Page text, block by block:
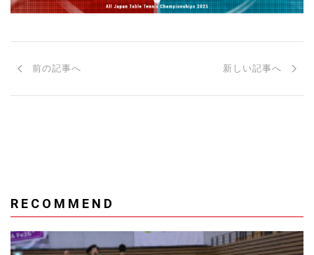
前の記事へ 新しい記事へ
RECOMMEND